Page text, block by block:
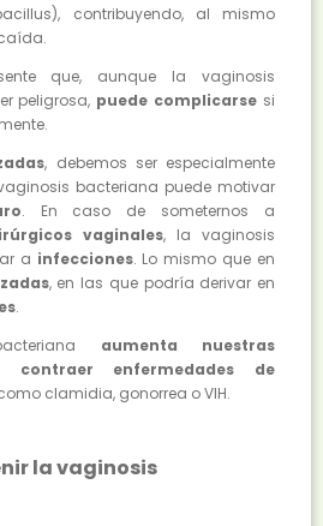
contribuyendo, al mismo
que, aunque la vaginosis
peligrosa, puede complicarse si
, debemos ser especialmente
bacteriana puede motivar
. En caso de someternos a
vaginales, la vaginosis
a infecciones. Lo mismo que en
, en las que podría derivar en
.
aumenta nuestras
contraer enfermedades de
clamidia, gonorrea o VIH.
la vaginosis